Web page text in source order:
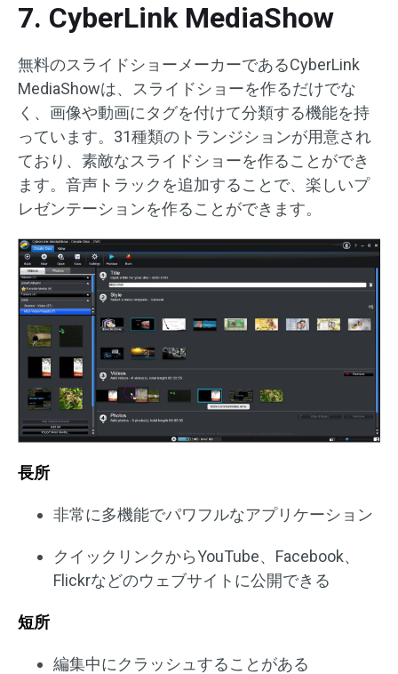
7. CyberLink MediaShow
無料のスライドショーメーカーであるCyberLink
MediaShowは、スライドショーを作るだけでな
く、画像や動画にタグを付けて分類する機能を持
っています。31種類のトランジションが用意され
ており、素敵なスライドショーを作ることができ
ます。音声トラックを追加することで、楽しいプ
レゼンテーションを作ることができます。
長所
非常に多機能でパワフルなアプリケーション
クイックリンクからYouTube、Facebook、
Flickrなどのウェブサイトに公開できる
短所
編集中にクラッシュすることがある